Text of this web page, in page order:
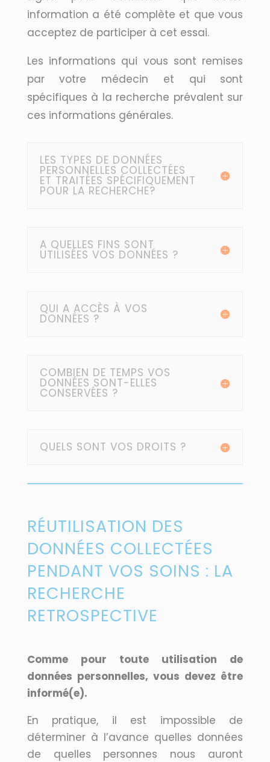
information a été complète et que vous
acceptez de participer à cet essai.
Les informations qui vous sont remises
par votre médecin et qui sont
spécifiques à la recherche prévalent sur
ces informations générales.
LES TYPES DE DONNÉES
PERSONNELLES COLLECTÉES
ET TRAITÉES SPÉCIFIQUEMENT
POUR LA RECHERCHE?
A QUELLES FINS SONT
UTILISÉES VOS DONNÉES ?
QUI A ACCÈS À VOS
DONNÉES ?
COMBIEN DE TEMPS VOS
DONNÉES SONT-ELLES
CONSERVÉES ?
QUELS SONT VOS DROITS ?
RÉUTILISATION DES
DONNÉES COLLECTÉES
PENDANT VOS SOINS : LA
RECHERCHE
RETROSPECTIVE
Comme pour toute utilisation de
données personnelles, vous devez être
informé(e).
En pratique, il est impossible de
déterminer à l’avance quelles données
de quelles personnes nous auront